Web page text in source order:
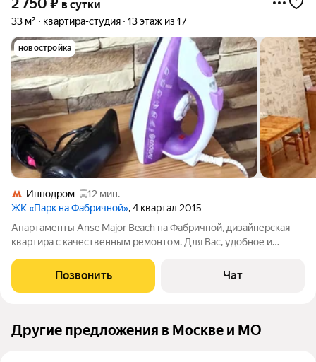
2 750 ₽ в сутки
33 м² квартира-студия 13 этаж из 17
новостройка
Ипподром
12 мин.
ЖК «Парк на Фабричной», 4 квартал 2015
Апартаменты Anse Major Beach на Фабричной, дизайнерская
квартира с качественным ремонтом. Для Вас, удобное и
отдыхом и комфортом. Правила проживания и цены смотрите
Позвонить Чат
Другие предложения в Москве и МО